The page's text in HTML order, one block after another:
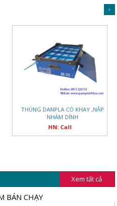
THÙNG DANPLA CÓ KHAY ,NẮP
NHÁM DÍNH
HN: Call
Xem tất cả
BÁN CHẠY